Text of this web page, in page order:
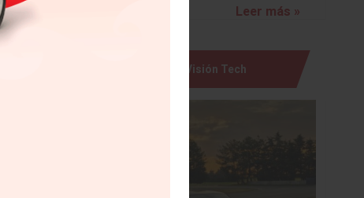
en la
de
Leer más »
Visión Tech